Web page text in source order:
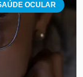
OCULAR